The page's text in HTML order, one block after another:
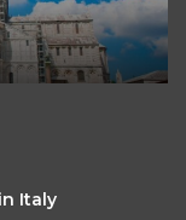
leje en cykel
måde at opleve
Italy